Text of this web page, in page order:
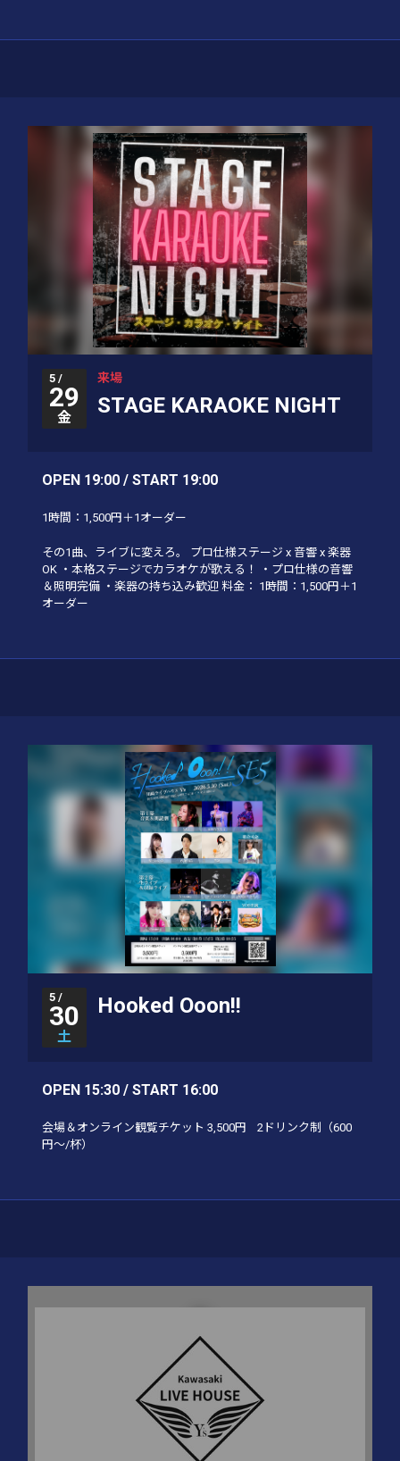
5 /
29
金
来場
STAGE KARAOKE NIGHT
OPEN 19:00 / START 19:00
1時間：1,500円＋1オーダー
その1曲、ライブに変えろ。 プロ仕様ステージ x 音響 x 楽器
OK ・本格ステージでカラオケが歌える！ ・プロ仕様の音響
＆照明完備 ・楽器の持ち込み歓迎 料金： 1時間：1,500円＋1
オーダー
5 /
30
土
Hooked Ooon!!
OPEN 15:30 / START 16:00
会場＆オンライン観覧チケット 3,500円
2ドリンク制（600
円～/杯）